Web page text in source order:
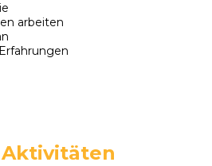
arbeiten
Aktivitäten